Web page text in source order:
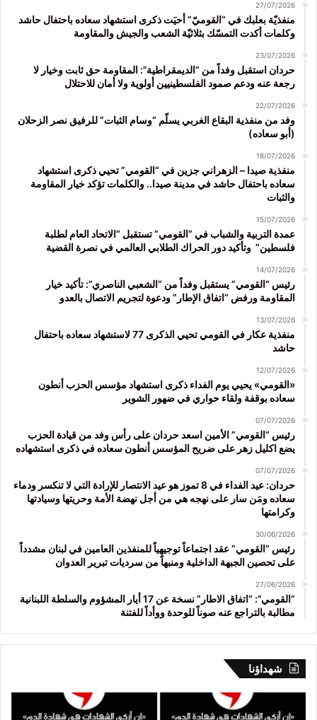
27/07/2026
منفذيّة بعلبك في “القوميّ” أحيَت ذكرى استشهاد سعاده باحتفال حاشد
وكلمات أكدت التمسّك بثلاثيّة الشعب والجيش والمقاومة
23/07/2026
حردان استقبل وفداً من “الديمقراطية”: المقاومة حق ثابت وخيار لا
رجعة عنه ودعم صمود الفلسطينيين أولوية ولا أمان للاحتلال
22/07/2026
وفد من منفذية البقاع الغربي يسلّم “وسام الثبات” للرفيق نصر الزحلان
(أبو سعاده)
18/07/2026
منفذية صيدا – الزهراني جزين في “القومي” تحيي ذكرى استشهاد
سعاده باحتفال حاشد في مدينة صيدا.. والكلمات تؤكد خيار المقاومة
والثبات
15/07/2026
عمدة التربية والشباب في “القومي” تستقبل “الاتحاد العام لطلبة
فلسطين” وتأكيد دور الحراك الطلابي العالمي في نصرة القضية
14/07/2026
رئيس “القومي” يستقبل وفداً من “الشعبي الناصري”: تأكيد خيار
المقاومة ورفض “اتفاق الإطار” ودعوة لتجريم الاتصال بالعدو
13/07/2026
منفذية عكار في القومي تحيي الذكرى 77 لاستشهاد سعاده باحتفال
حاشد
12/07/2026
«القومي» يحيي يوم الفداء ذكرى استشهاد مؤسس الحزب أنطون
سعاده بوقفة ولقاء حواري في ضهور الشوير
07/07/2026
رئيس “القومي” الأمين اسعد حردان على رأس وفد من قيادة الحزب
يضع اكليل زهر على ضريح المؤسس أنطون سعاده في ذكرى استشهاده
07/07/2026
حردان: عيد الفداء في 8 تموز هو عيد الانتصار للإرادة التي لا تنكسر ودماء
سعاده ومَن سار على نهجه هي من أجل نهضة الأمة وحريتها وسيادتها
وكرامتها
30/06/2026
رئيس “القومي” عقد اجتماعاً توجيهياً للمنفذين العامين في لبنان مشدداً
على تحصين الجبهة الداخلية ومنبهاً من سرديات تبرير العدوان
27/06/2026
“القومي”: “اتفاق الاطار” نسخة عن 17 أيار المشؤوم والسلطة اللبنانية
مطالبة بالتراجع عنه صوناً للوحدة ووأداً للفتنة
شهداؤنا